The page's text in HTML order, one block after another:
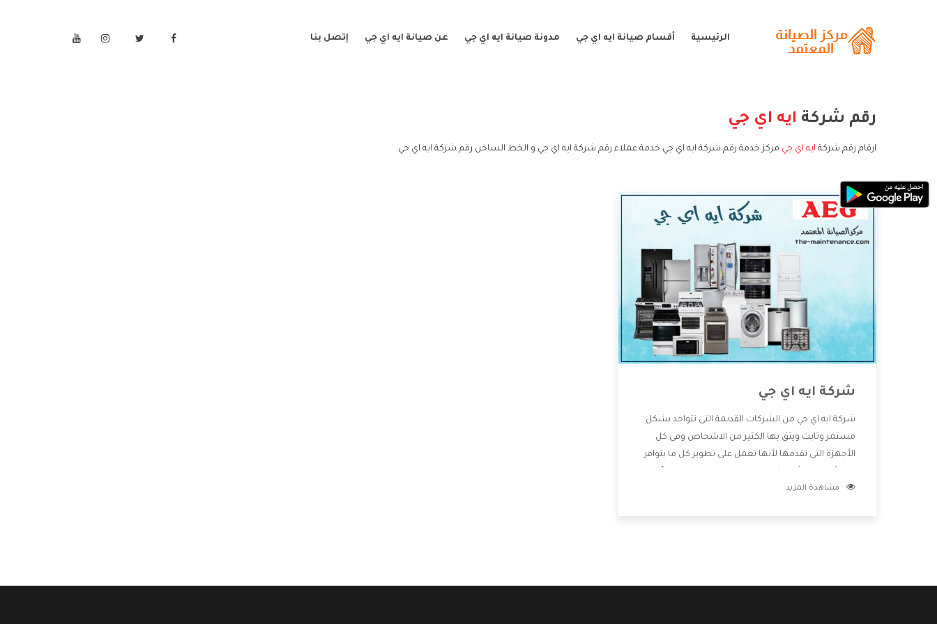
الرئيسية أقسام صيانة ايه اي جي مدونة صيانة ايه اي جي عن صيانة ايه اي جي إتصل بنا
رقم شركة ايه اي جي
ارقام رقم شركة ايه اي جي مركز خدمة رقم شركة ايه اي جي خدمة عملاء رقم شركة ايه اي جي و الخط الساخن رقم شركة ايه اي جي.
شركة ايه اي جي
شركة ايه اي جي من الشركات القديمة التى تتواجد بشكل
مستمر وثابت ويثق بها الكثير من الاشخاص وفى كل
الأجهزة التى تقدمها لأنها تعمل على تطوير كل ما يتوافر
خدمات ما بعد البيع مع المنتجات وتقدم للعملاء أقوى
مشاهدة المزيد